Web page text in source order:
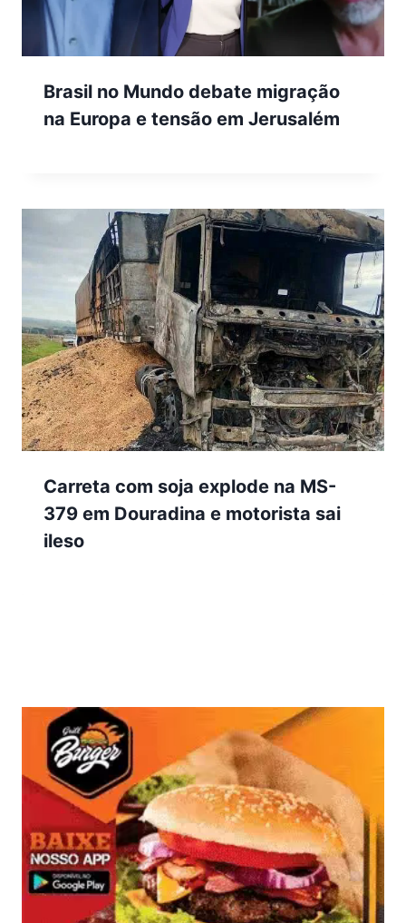
Brasil no Mundo debate migração
na Europa e tensão em Jerusalém
Carreta com soja explode na MS-
379 em Douradina e motorista sai
ileso